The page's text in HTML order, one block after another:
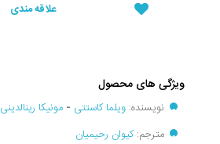
علاقه مندی
ویژگی های محصول
نویسنده: ویلما کاستتی - مونیکا رینالدینی
مترجم:کیوان رحیمیان